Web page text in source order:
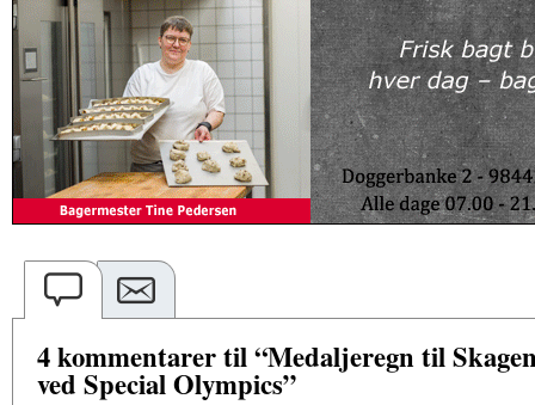
4 kommentarer til “Medaljeregn til
ved Special Olympics”